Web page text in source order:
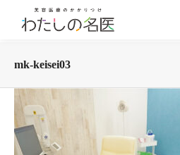
mk-keisei03